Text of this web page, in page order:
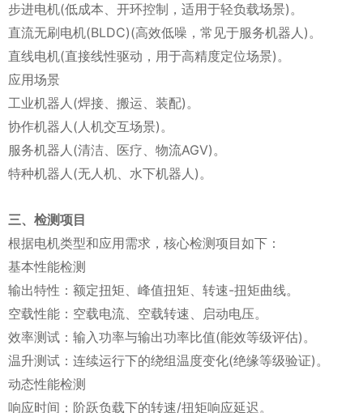
步进电机(低成本、开环控制，适用于轻负载场景)。
直流无刷电机(BLDC)(高效低噪，常见于服务机器人)。
直线电机(直接线性驱动，用于高精度定位场景)。
应用场景
工业机器人(焊接、搬运、装配)。
协作机器人(人机交互场景)。
服务机器人(清洁、医疗、物流AGV)。
特种机器人(无人机、水下机器人)。
三、检测项目
根据电机类型和应用需求，核心检测项目如下：
基本性能检测
输出特性：额定扭矩、峰值扭矩、转速-扭矩曲线。
空载性能：空载电流、空载转速、启动电压。
效率测试：输入功率与输出功率比值(能效等级评估)。
温升测试：连续运行下的绕组温度变化(绝缘等级验证)。
动态性能检测
响应时间：阶跃负载下的转速/扭矩响应延迟。